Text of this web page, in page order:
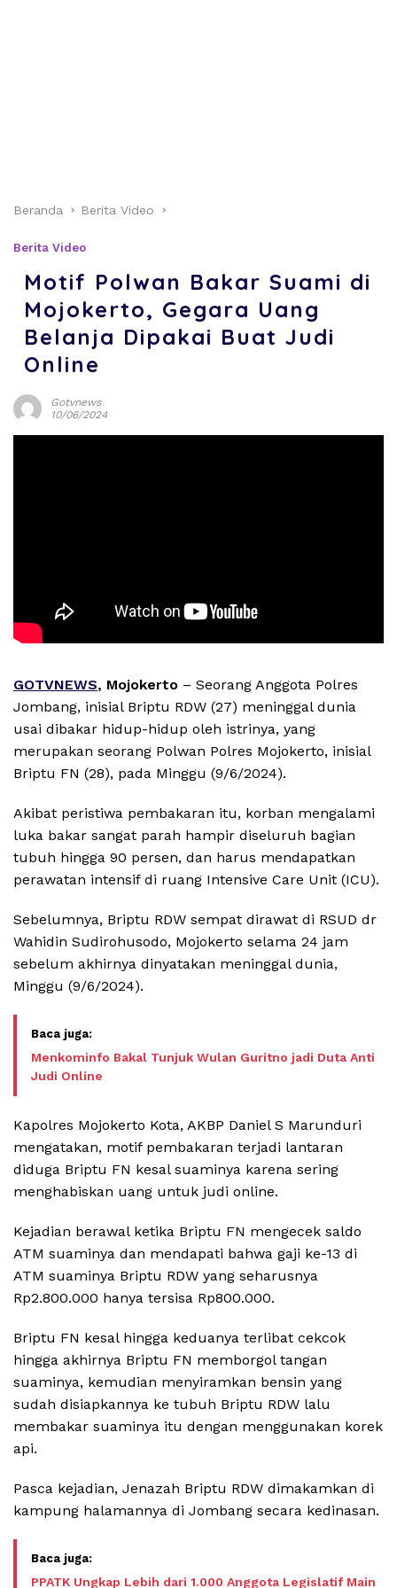
Beranda Berita Video
Berita Video
Motif Polwan Bakar Suami di
Mojokerto, Gegara Uang
Belanja Dipakai Buat Judi
Online
Gotvnews
10/06/2024
GOTVNEWS, Mojokerto – Seorang Anggota Polres
Jombang, inisial Briptu RDW (27) meninggal dunia
usai dibakar hidup-hidup oleh istrinya, yang
merupakan seorang Polwan Polres Mojokerto, inisial
Briptu FN (28), pada Minggu (9/6/2024).
Akibat peristiwa pembakaran itu, korban mengalami
luka bakar sangat parah hampir diseluruh bagian
tubuh hingga 90 persen, dan harus mendapatkan
perawatan intensif di ruang Intensive Care Unit (ICU).
Sebelumnya, Briptu RDW sempat dirawat di RSUD dr
Wahidin Sudirohusodo, Mojokerto selama 24 jam
sebelum akhirnya dinyatakan meninggal dunia,
Minggu (9/6/2024).
Menkominfo Bakal Tunjuk Wulan Guritno jadi Duta Anti
Judi Online
Kapolres Mojokerto Kota, AKBP Daniel S Marunduri
mengatakan, motif pembakaran terjadi lantaran
diduga Briptu FN kesal suaminya karena sering
menghabiskan uang untuk judi online.
Kejadian berawal ketika Briptu FN mengecek saldo
ATM suaminya dan mendapati bahwa gaji ke-13 di
ATM suaminya Briptu RDW yang seharusnya
Rp2.800.000 hanya tersisa Rp800.000.
Briptu FN kesal hingga keduanya terlibat cekcok
hingga akhirnya Briptu FN memborgol tangan
suaminya, kemudian menyiramkan bensin yang
sudah disiapkannya ke tubuh Briptu RDW lalu
membakar suaminya itu dengan menggunakan korek
api.
Pasca kejadian, Jenazah Briptu RDW dimakamkan di
kampung halamannya di Jombang secara kedinasan.
PPATK Ungkap Lebih dari 1.000 Anggota Legislatif Main